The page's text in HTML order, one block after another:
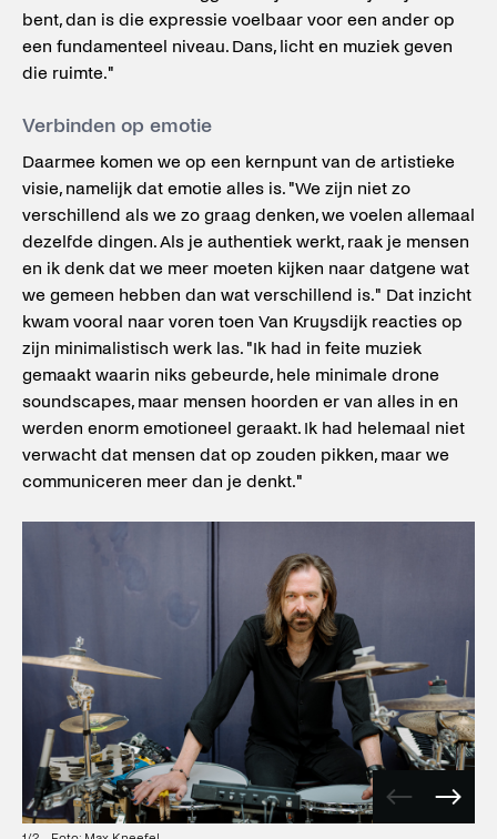
bent, dan is die expressie voelbaar voor een ander op
een fundamenteel niveau. Dans, licht en muziek geven
die ruimte."
Verbinden op emotie
Daarmee komen we op een kernpunt van de artistieke
visie, namelijk dat emotie alles is. "We zijn niet zo
verschillend als we zo graag denken, we voelen allemaal
dezelfde dingen. Als je authentiek werkt, raak je mensen
en ik denk dat we meer moeten kijken naar datgene wat
we gemeen hebben dan wat verschillend is." Dat inzicht
kwam vooral naar voren toen Van Kruysdijk reacties op
zijn minimalistisch werk las. "Ik had in feite muziek
gemaakt waarin niks gebeurde, hele minimale drone
soundscapes, maar mensen hoorden er van alles in en
werden enorm emotioneel geraakt. Ik had helemaal niet
verwacht dat mensen dat op zouden pikken, maar we
communiceren meer dan je denkt."
Vorige
afbeelding